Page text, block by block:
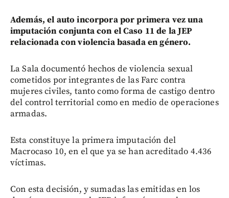
Además, el auto incorpora por primera vez una
imputación conjunta con el Caso 11 de la JEP
relacionada con violencia basada en género.
La Sala documentó hechos de violencia sexual
cometidos por integrantes de las Farc contra
mujeres civiles, tanto como forma de castigo dentro
del control territorial como en medio de operaciones
armadas.
Esta constituye la primera imputación del
Macrocaso 10, en el que ya se han acreditado 4.436
víctimas.
Con esta decisión, y sumadas las emitidas en los